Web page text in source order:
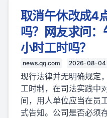
取消午休改成4
吗？网友求问
小时工时吗？
news.qq.com 2026-08-04
现行法律并无明确规定
工时制，在司法实践中
间，用人单位应当在员
式告知。公司是否必须